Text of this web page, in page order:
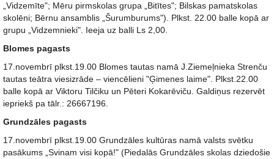
„Vidzemīte"; Mēru pirmskolas grupa „Bitītes"; Bilskas pamatskolas
skolēni; Bērnu ansamblis „Šurumburums"). Plkst. 22.00 balle kopā ar
grupu „Vidzemnieki". Ieeja uz balli Ls 2,00.
Blomes pagasts
17.novembrī plkst.19.00 Blomes tautas namā J.Ziemeļnieka Strenču
tautas teātra viesizrāde – viencēlieni "Ģimenes laime". Plkst.22.00
balle kopā ar Viktoru Tilčiku un Pēteri Kokarēviču. Galdiņus rezervēt
iepriekš pa tālr.: 26667196.
Grundzāles pagasts
17.novembrī plkst.19.00 Grundzāles kultūras namā valsts svētku
pasākums „Svinam visi kopā!" (Piedalās Grundzāles skolas dziedošie